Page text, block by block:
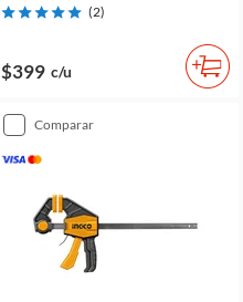
(2)
$399 c/u
comparar